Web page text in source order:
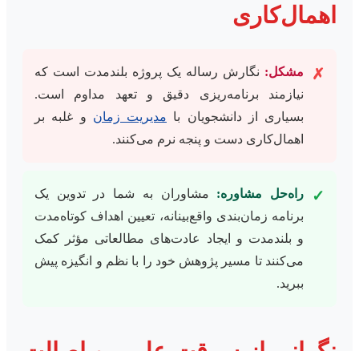
اهمال‌کاری
✗ مشکل: نگارش رساله یک پروژه بلندمدت است که
نیازمند برنامه‌ریزی دقیق و تعهد مداوم است.
بسیاری از دانشجویان با مدیریت زمان و غلبه بر
اهمال‌کاری دست و پنجه نرم می‌کنند.
✓ راه‌حل مشاوره: مشاوران به شما در تدوین یک
برنامه زمان‌بندی واقع‌بینانه، تعیین اهداف کوتاه‌مدت
و بلندمدت و ایجاد عادت‌های مطالعاتی مؤثر کمک
می‌کنند تا مسیر پژوهش خود را با نظم و انگیزه پیش
ببرید.